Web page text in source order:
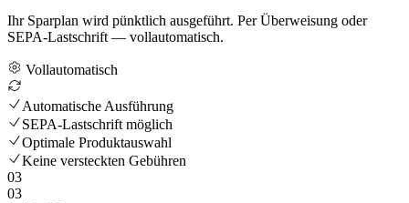
Ihr Sparplan wird pünktlich ausgeführt. Per Überweisung oder
SEPA-Lastschrift — vollautomatisch.
Vollautomatisch
Automatische Ausführung
SEPA-Lastschrift möglich
Optimale Produktauswahl
Keine versteckten Gebühren
03
03